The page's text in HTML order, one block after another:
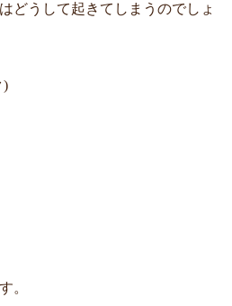
どうして起きてしまうのでしょ
)
。